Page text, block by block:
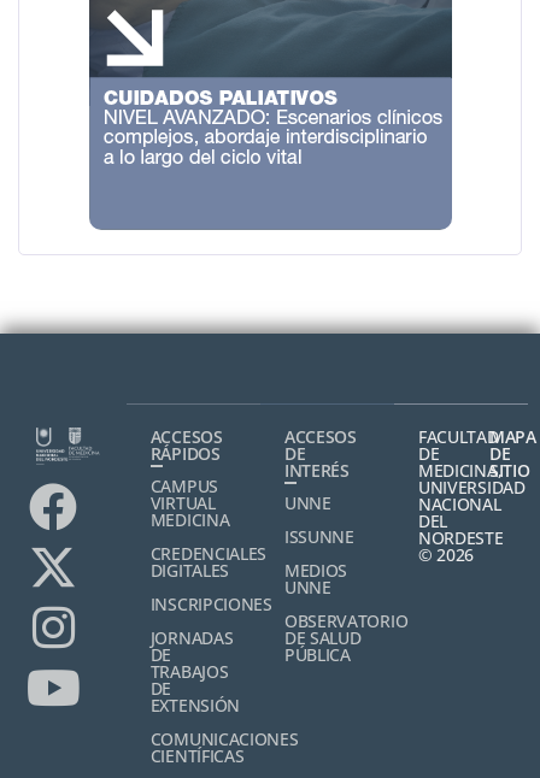
ACCESOS
RÁPIDOS
CAMPUS
VIRTUAL
MEDICINA
CREDENCIALES
DIGITALES
INSCRIPCIONES
JORNADAS
DE
TRABAJOS
DE
EXTENSIÓN
COMUNICACIONES
CIENTÍFICAS
ACCESOS
DE
INTERÉS
UNNE
ISSUNNE
MEDIOS
UNNE
OBSERVATORIO
DE SALUD
PÚBLICA
FACULTAD
DE
MEDICINA,
UNIVERSIDAD
NACIONAL
DEL
NORDESTE
© 2026
MAPA
DE
SITIO